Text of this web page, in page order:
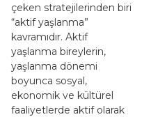
çeken stratejilerinden biri
“aktif yaşlanma”
kavramıdır. Aktif
yaşlanma bireylerin,
yaşlanma dönemi
boyunca sosyal,
ekonomik ve kültürel
faaliyetlerde aktif olarak